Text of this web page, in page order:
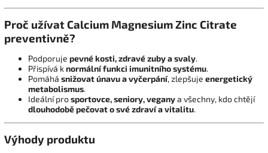
Proč užívat Calcium Magnesium Zinc Citrate
preventivně?
Podporuje pevné kosti, zdravé zuby a svaly.
Přispívá knormální funkci imunitního systému.
Pomáhá snižovat únavu a vyčerpání, zlepšuje energetický
metabolismus.
Ideální prosportovce, seniory, veganya všechny, kdo chtějí
dlouhodobě pečovat o své zdraví a vitalitu.
Výhody produktu